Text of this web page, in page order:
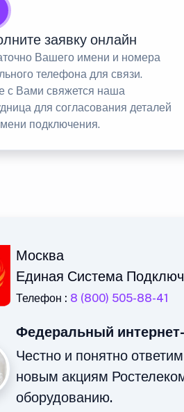
заявку онлайн
Вашего имени и номера
телефона для связи.
с Вами свяжется наша
для согласования деталей
подключения.
Москва
Единая Система
Телефон : 8 (800) 505-88-41
Федеральный
Честно и понятно
новым акциям
оборудованию.